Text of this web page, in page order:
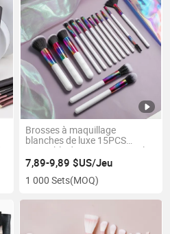
Brosses à maquillage
blanches de luxe 15PCS
ensemble de pinceaux pour le
visage en poils naturels
marque privée
7,89-9,89 $US/Jeu
1 000 Sets(MOQ)